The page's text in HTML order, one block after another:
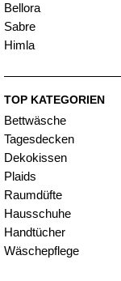
Bellora
Sabre
Himla
TOP KATEGORIEN
Bettwäsche
Tagesdecken
Dekokissen
Plaids
Raumdüfte
Hausschuhe
Handtücher
Wäschepflege